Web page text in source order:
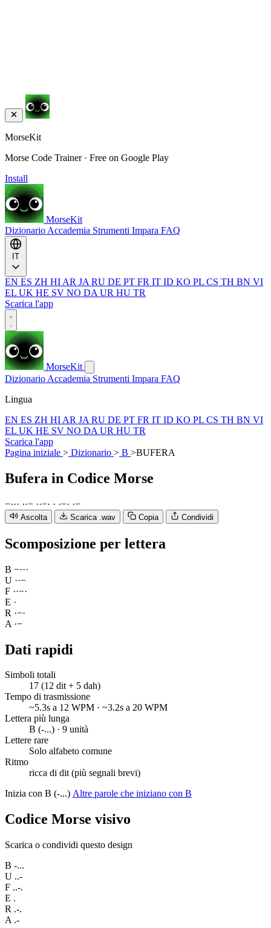
MorseKit
Morse Code Trainer · Free on Google Play
Install
MorseKit
Dizionario Accademia Strumenti Impara FAQ
EN ES ZH HI AR JA RU DE PT FR IT ID KO PL CS TH BN VI
EL UK HE SV NO DA UR HU TR
Scarica l'app
MorseKit
Dizionario Accademia Strumenti Impara FAQ
Lingua
EN ES ZH HI AR JA RU DE PT FR IT ID KO PL CS TH BN VI
EL UK HE SV NO DA UR HU TR
Scarica l'app
Pagina iniziale > Dizionario > B >BUFERA
Bufera in Codice Morse
−··· ··− ··−· · ·−· ·−
Ascolta Scarica .wav Copia Condividi
Scomposizione per lettera
B −···
U ··−
F ··−·
E ·
R ·−·
A ·−
Dati rapidi
Simboli totali
17 (12 dit + 5 dah)
Tempo di trasmissione
~5.3s a 12 WPM · ~3.2s a 20 WPM
Lettera più lunga
B (-...) · 9 unità
Lettere rare
Solo alfabeto comune
Ritmo
ricca di dit (più segnali brevi)
Inizia con B (-...) Altre parole che iniziano con B
Codice Morse visivo
Scarica o condividi questo design
B -...
U ..-
F ..-.
E .
R .-.
A .-